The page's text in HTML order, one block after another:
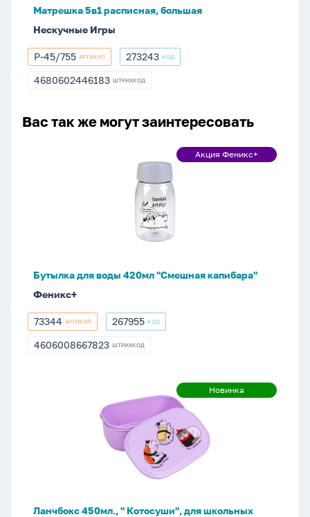
Матрешка 5в1 расписная, большая
Нескучные Игры
Р-45/755
Р-45/755 АРТИКУЛ 273243
273243 КОД
4680602446183
4680602446183 ШТРИХКОД
Вас так же могут заинтересовать
Акция
Акция Феникс+
Бутылка для воды 420мл "Смешная капибара"
Феникс+
73344
73344 АРТИКУЛ 267955
267955 КОД
4606008667823
4606008667823 ШТРИХКОД
Новинка
Новинка
Ланчбокс 450мл., " Котосуши", для школьных